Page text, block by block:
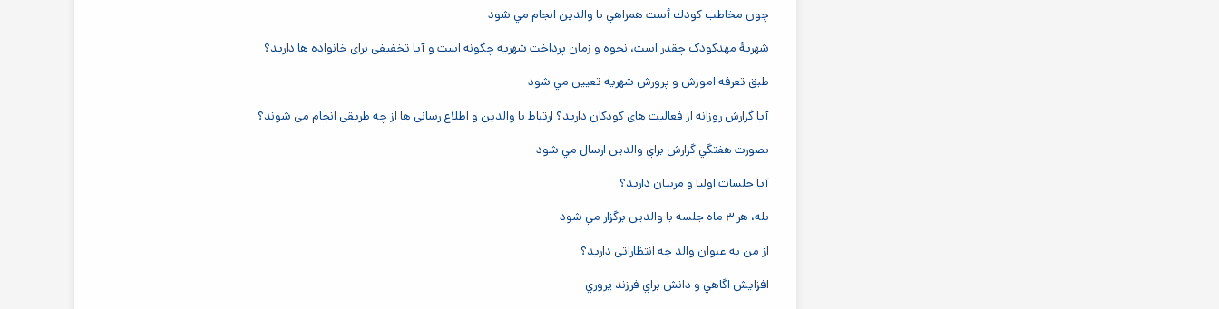
چون مخاطب كودك أست همراهي با والدين انجام مي شود
شهریهٔ مهدکودک چقدر است، نحوه و زمان پرداخت شهریه چگونه است و آیا تخفیفی برای خانواده ها دارید؟
طبق تعرفه اموزش و پرورش شهريه تعيين مي شود
آیا گزارش روزانه از فعالیت های کودکان دارید؟ ارتباط با والدین و اطلاع رسانی ها از چه طریقی انجام می شوند؟
بصورت هفتگي گزارش براي والدين ارسال مي شود
آیا جلسات اولیا و مربیان دارید؟
بله، هر ٣ ماه جلسه با والدين برگزار مي شود
از من به عنوان والد چه انتظاراتی دارید؟
افزايش اگاهي و دانش براي فرزند پروري